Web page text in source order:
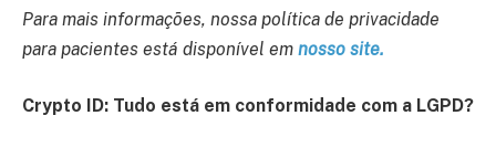
Para mais informações, nossa política de privacidade
para pacientes está disponível em nosso site.
Crypto ID: Tudo está em conformidade com a LGPD?